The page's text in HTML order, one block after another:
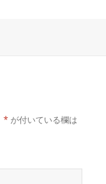
* が付いている欄は